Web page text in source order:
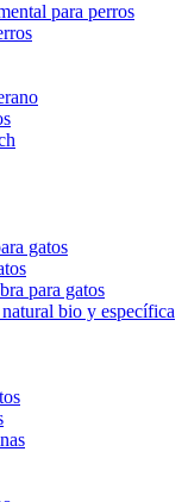
para perros
gatos
para gatos
bio y específica